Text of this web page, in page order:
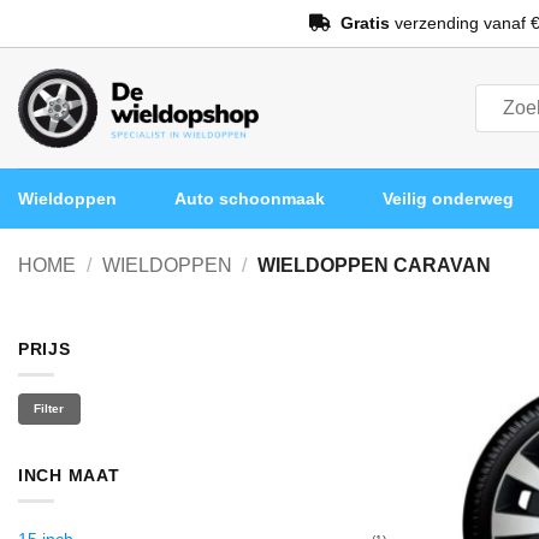
Gratis verzending vanaf
naar:
Wieldoppen Auto schoonmaak Veilig onderweg
HOME / WIELDOPPEN / WIELDOPPEN CARAVAN
PRIJS
Min.
prijs
Max.
prijs
Filter
INCH MAAT